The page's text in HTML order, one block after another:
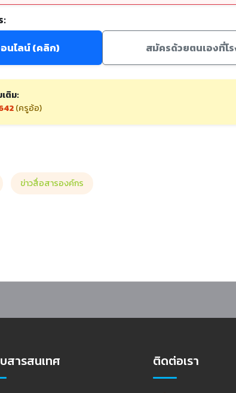
:
นไลน์ (คลิก)
สมัครด้วยตนเองที่โร
ติม:
(ครูอ้อ)
ข่าวสื่อสารองค์กร
ยนรู้ต้นแบบด้าน STEM Robotics สู่ครูเชี่ยวชาญ “เส้นทางสู่การข
สารสนเทศ ติดต่อเรา